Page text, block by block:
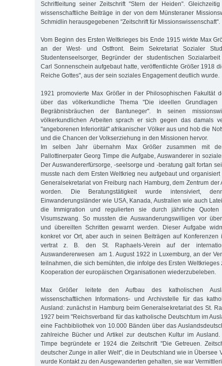
Schriftleitung seiner Zeitschrift "Stern der Heiden". Gleichzeitig
wissenschaftliche Beiträge in der von dem Münsteraner
Schmidlin herausgegebenen "Zeitschrift für Missionswissenschaft".
Vom Beginn des Ersten Weltkrieges bis Ende 1915 wirkte Max
an der West- und Ostfront. Beim Sekretariat Sozialer
Studentenseelsorger, Begründer der studentischen
Carl Sonnenschein aufgebaut hatte, veröffentlichte Größer 1918
Reiche Gottes", aus der sein soziales Engagement deutlich wurde.
1921 promovierte Max Größer in der Philosophischen Fakultät
über das völkerkundliche Thema "Die ideellen
Begräbnisbräuchen der Bantuneger". In seinen
völkerkundlichen Arbeiten sprach er sich gegen das damals
"angeborenen Inferiorität" afrikanischer Völker aus und hob die
und die Chancen der Volkserziehung in den Missionen hervor.
Im selben Jahr übernahm Max Größer zusammen mit
Pallottinerpater Georg Timpe die Aufgabe, Auswanderer in
Der Auswandererfürsorge, -seelsorge und -beratung galt fortan
musste nach dem Ersten Weltkrieg neu aufgebaut und
Generalsekretariat von Freiburg nach Hamburg, dem Zentrum der
worden. Die Beratungstätigkeit wurde intensiviert,
Einwanderungsländer wie USA, Kanada, Australien wie auch
die Immigration und regulierten sie durch jährliche Quoten
Visumszwang. So mussten die Auswanderungswilligen vor
und übereilten Schritten gewarnt werden. Dieser Aufgabe
konkret vor Ort, aber auch in seinen Beiträgen auf Konferenzen
vertrat z. B. den St. Raphaels-Verein auf der
Auswandererwesen am 1. August 1922 in Luxemburg, an der
teilnahmen, die sich bemühten, die infolge des Ersten
Kooperation der europäischen Organisationen wiederzubeleben.
Max Größer leitete den Aufbau des katholischen
wissenschaftlichen Informations- und Archivstelle für das
Ausland: zunächst in Hamburg beim Generalsekretariat des St.
1927 beim "Reichsverband für das katholische Deutschtum im
eine Fachbibliothek von 10.000 Bänden über das
zahlreiche Bücher und Artikel zur deutschen Kultur im
Timpe begründete er 1924 die Zeitschrift "Die Getreuen.
deutscher Zunge in aller Welt", die in Deutschland wie in Übersee
wurde Kontakt zu den Ausgewanderten gehalten, sie war